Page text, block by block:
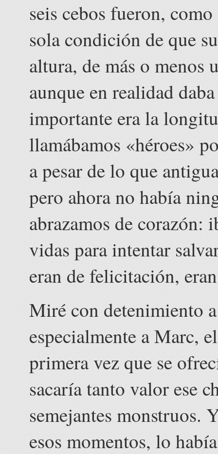
seis cebos fueron,
sola condición de que
altura, de más o menos
aunque en realidad
importante era la
llamábamos «héroes»
a pesar de lo que
pero ahora no había
abrazamos de corazón:
vidas para intentar
eran de felicitación,
Miré con detenimiento
especialmente a Marc,
primera vez que se
sacaría tanto valor ese
semejantes monstruos.
esos momentos, lo